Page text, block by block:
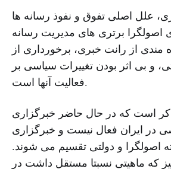
علل اصلی تفوق و نفوذ رسانه ها
اصولگرا برتری های مدیریت رسانه
مندی از رانت خبری، برخورداری از
و بی اثر بودن تغییرات سیاسی بر
فعالیت آنها است.
است که در حال حاضر خبرگزاری
در ایران فعال نیست و خبرگزاری
اصولگرا و دولتی تقسیم می شوند.
که ماهیتی نسبتا مستقل داشت در